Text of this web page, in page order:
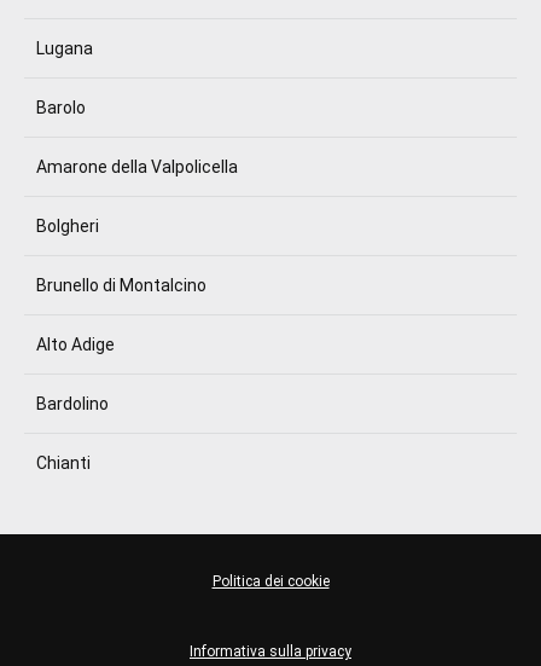
Lugana
Barolo
Amarone della Valpolicella
Bolgheri
Brunello di Montalcino
Alto Adige
Bardolino
Chianti
Informativa sulla privacy
Politica dei cookie